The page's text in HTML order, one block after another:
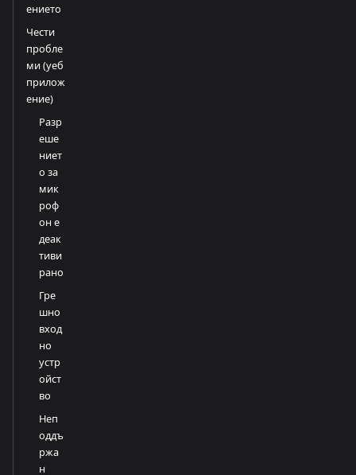
ението
Чести
пробле
ми (уеб
прилож
ение)
Разр
еше
ниет
о за
мик
роф
он е
деак
тиви
рано
Гре
шно
вход
но
устр
ойст
во
Неп
оддъ
ржа
н